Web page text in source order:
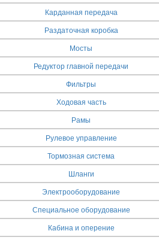
Карданная передача
Раздаточная коробка
Мосты
Редуктор главной передачи
Фильтры
Ходовая часть
Рамы
Рулевое управление
Тормозная система
Шланги
Электрооборудование
Специальное оборудование
Кабина и оперение